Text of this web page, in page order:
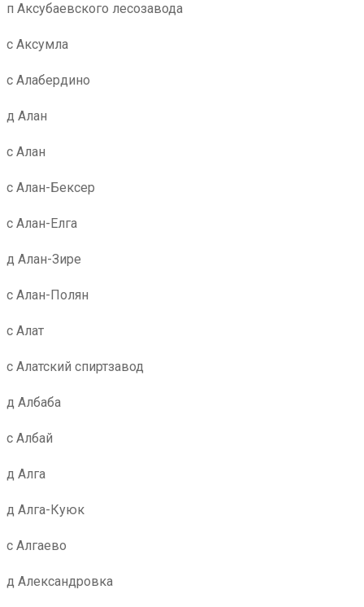
п Аксубаевского лесозавода
с Аксумла
с Алабердино
д Алан
с Алан
с Алан-Бексер
с Алан-Елга
д Алан-Зире
с Алан-Полян
с Алат
с Алатский спиртзавод
д Албаба
с Албай
д Алга
д Алга-Куюк
с Алгаево
д Александровка